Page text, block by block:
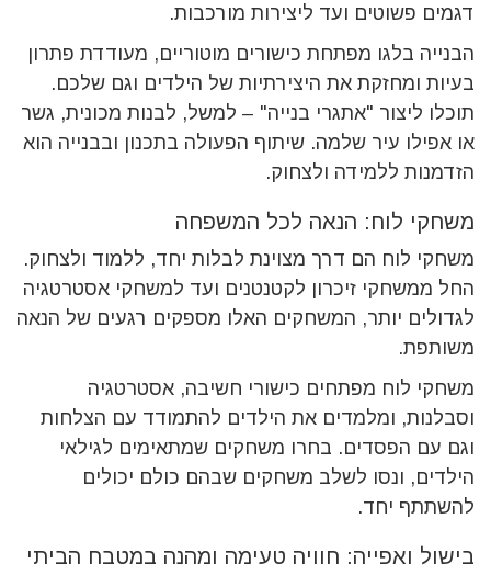
דגמים פשוטים ועד ליצירות מורכבות.
הבנייה בלגו מפתחת כישורים מוטוריים, מעודדת פתרון
בעיות ומחזקת את היצירתיות של הילדים וגם שלכם.
תוכלו ליצור "אתגרי בנייה" – למשל, לבנות מכונית, גשר
או אפילו עיר שלמה. שיתוף הפעולה בתכנון ובבנייה הוא
הזדמנות ללמידה ולצחוק.
משחקי לוח: הנאה לכל המשפחה
משחקי לוח הם דרך מצוינת לבלות יחד, ללמוד ולצחוק.
החל ממשחקי זיכרון לקטנטנים ועד למשחקי אסטרטגיה
לגדולים יותר, המשחקים האלו מספקים רגעים של הנאה
משותפת.
משחקי לוח מפתחים כישורי חשיבה, אסטרטגיה
וסבלנות, ומלמדים את הילדים להתמודד עם הצלחות
וגם עם הפסדים. בחרו משחקים שמתאימים לגילאי
הילדים, ונסו לשלב משחקים שבהם כולם יכולים
להשתתף יחד.
בישול ואפייה: חוויה טעימה ומהנה במטבח הביתי